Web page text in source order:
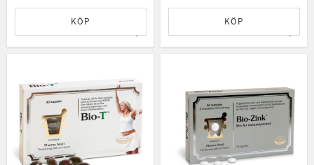
Lägg till i favoriter
KÖP KÖP